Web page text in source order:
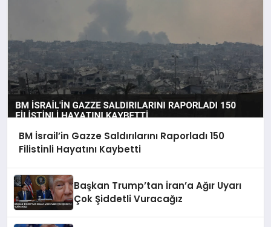
BM İsrail’in Gazze Saldırılarını Raporladı 150
Filistinli Hayatını Kaybetti
Başkan Trump’tan İran’a Ağır Uyarı
Çok Şiddetli Vuracağız